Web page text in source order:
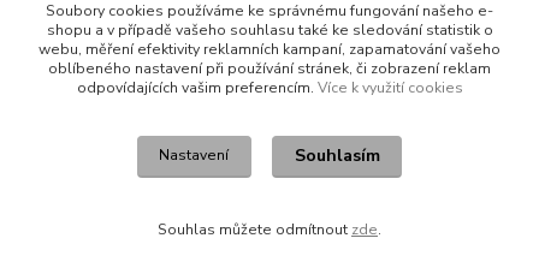
Vedoucí e-shopu
+420 602 552 766
(Po-Pá, 6:30-15 hod.)
Soubory cookies používáme ke správnému fungování našeho e-
shopu a v případě vašeho souhlasu také ke sledování statistik o
webu, měření efektivity reklamních kampaní, zapamatování vašeho
oblíbeného nastavení při používání stránek, či zobrazení reklam
odpovídajících vašim preferencím. Více k využití cookies
Nastavení Souhlasím
Souhlas můžete odmítnout zde.